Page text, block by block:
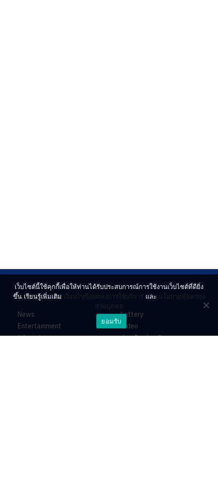
News
Entertainment
Lifestyle
Lottery
Video
ร่วมด้วยช่วยกัน
เว็บไซต์นี้ใช้คุกกี้เพื่อให้ท่านได้รับประสบการณ์การใช้งานเว็บไซต์ที่ดียิ่ง
ขึ้น เรียนรู้เพิ่มเติม เงื่อนไขข้อตกลงการใช้บริการ และ นโยบายคุ้มครอง
ส่วนบุคคล
ยอมรับ